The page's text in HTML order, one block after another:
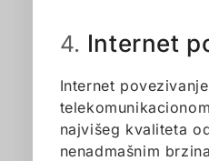
4. Internet
Internet
najvišeg kvaliteta
nenadmašnim